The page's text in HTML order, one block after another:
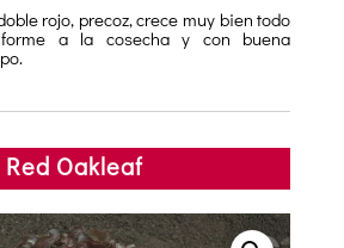
rojo, precoz, crece muy bien todo
a la cosecha y con buena
Oakleaf